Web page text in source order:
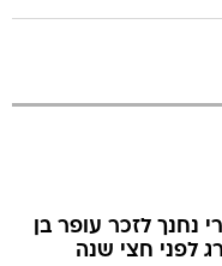
נחנך לזכר עופר בן